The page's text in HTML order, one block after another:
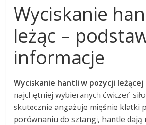
Wyciskanie
leżąc –
informacje
Wyciskanie hantli w pozycji leżącej
najchętniej wybieranych ćwiczeń
skutecznie angażuje mięśnie klatki
porównaniu do sztangi, hantle dają